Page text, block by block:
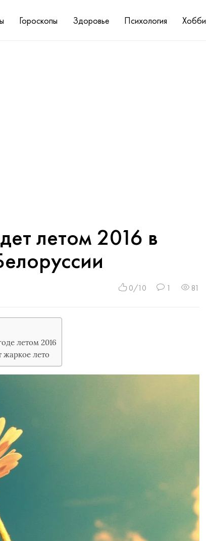
Гороскопы Здоровье Психология Хобби
летом 2016 в
0/10 1 81
летом 2016
лето